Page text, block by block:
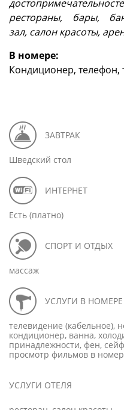
рестораны, бары,
зал, салон красоты,
В номере:
Кондиционер, телефон,
ЗАВТРАК
Шведский стол
ИНТЕРНЕТ
Есть (платно)
СПОРТ И ОТДЫХ
массаж
УСЛУГИ В НОМЕРЕ
телевидение (кабельное),
кондиционер, ванна,
принадлежности, фен,
просмотр фильмов в
УСЛУГИ ОТЕЛЯ